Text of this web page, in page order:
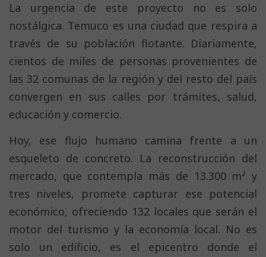
La urgencia de este proyecto no es solo
nostálgica. Temuco es una ciudad que respira a
través de su población flotante. Diariamente,
cientos de miles de personas provenientes de
las 32 comunas de la región y del resto del país
convergen en sus calles por trámites, salud,
educación y comercio.
Hoy, ese flujo humano camina frente a un
esqueleto de concreto. La reconstrucción del
mercado, que contempla más de 13.300 m² y
tres niveles, promete capturar ese potencial
económico, ofreciendo 132 locales que serán el
motor del turismo y la economía local. No es
solo un edificio, es el epicentro donde el